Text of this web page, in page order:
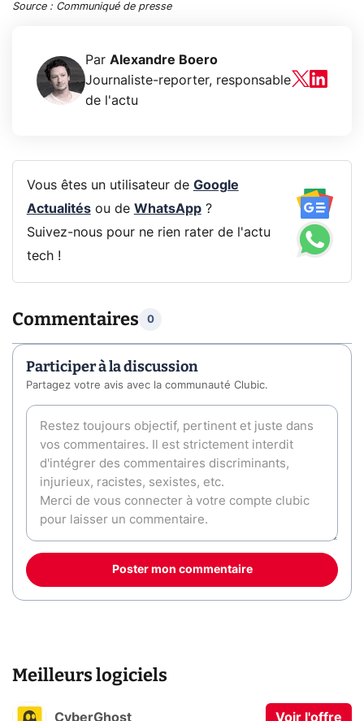
Source : Communiqué de presse
Par Alexandre Boero
Journaliste-reporter, responsable
de l'actu
Vous êtes un utilisateur de Google
Actualitésou de WhatsApp?
Suivez-nous pour ne rien rater de l'actu
tech !
Commentaires 0
Participer à la discussion
Partagez votre avis avec la communauté Clubic.
Poster mon commentaire
Meilleurs logiciels
CyberGhost Voir l'offre